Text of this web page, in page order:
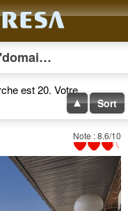
Résultats de recherche pour 'domaine du moulin a '
est 20. Votre
Sort
Note : 8.6/10